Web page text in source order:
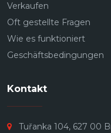
Verkaufen
Oft gestellte Fragen
Wie es funktioniert
Geschäftsbedingungen
Kontakt
Tuřanka 104, 627 00